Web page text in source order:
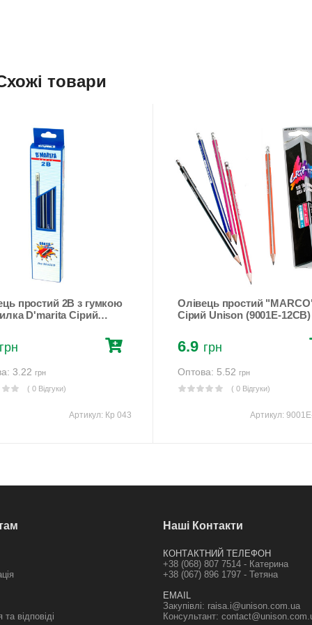
товари
простий 2В з гумкою
D'marita Сірий
3.22 грн
( 0 Відгуки)
Артикул: Кр 043
Олівець простий
Сірий Unison (9001Е-12CB)
6.9 грн
Оптова: 5.52 грн
( 0 Відгуки)
Артикул:
відповіді
Наші Контакти
КОНТАКТНИЙ ТЕЛЕФОН
+38 (068) 807 7514 - Катерина
+38 (067) 896 1797 - Тетяна
EMAIL
Закупівлі: raisa.i@unison.com.ua
Консультант: